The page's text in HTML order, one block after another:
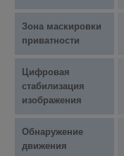
Зона маскировки
приватности
Цифровая
стабилизация
изображения
Обнаружение
движения